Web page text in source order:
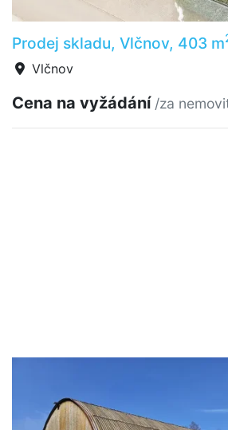
Prodej skladu, Vlčnov, 403 m
Vlčnov
Cena na vyžádání /za